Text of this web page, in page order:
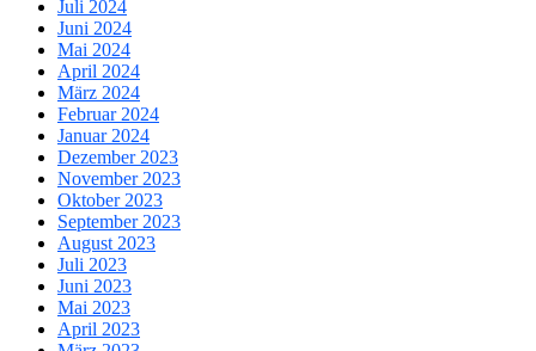
Juli 2024
Juni 2024
Mai 2024
April 2024
März 2024
Februar 2024
Januar 2024
Dezember 2023
November 2023
Oktober 2023
September 2023
August 2023
Juli 2023
Juni 2023
Mai 2023
April 2023